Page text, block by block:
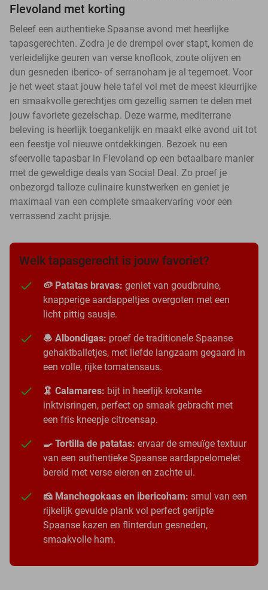
Flevoland met korting
Beleef een authentieke Spaanse avond met heerlijke
tapasgerechten. Zodra je de drempel over stapt, komen de
verleidelijke geuren van verse knoflook, zoute olijven en
dun gesneden iberico- of serranoham je al tegemoet. Voor
je het weet staat jouw hele tafel vol met de meest kleurrijke
en smaakvolle gerechtjes om gezellig samen te delen met
jouw favoriete gezelschap. Deze warme, mediterrane
beleving is heerlijk toegankelijk en maakt elke avond uit tot
een feestje vol nieuwe ontdekkingen. Bezoek nu een
sfeervolle tapasbar in Flevoland op een betaalbare manier
met de geweldige deals van Social Deal. Zo proef je
onbezorgd talloze culinaire kunstwerken en geniet je
maximaal van een complete smaakervaring voor een
verrassend zacht prijsje.
Welk tapasgerecht is jouw favoriet?
🥔 Patatas bravas: geniet van goudbruine,
knapperige aardappeltjes overgoten met een
licht pittig sausje.
🧆 Albondigas: proef de traditionele Spaanse
gehaktballetjes, met liefde langzaam gegaard in
een volle, rijke tomatensaus.
🦑 Calamares: bijt in heerlijk krokante
inktvisringen, perfect op smaak gebracht met
een fris kneepje citroensap.
🍳 Tortilla de patatas: ervaar de smeuïge textuur
van een authentieke Spaanse aardappelomelet
bereid met verse eieren en zachte ui.
🧀 Manchegokaas en ibericoham: smul van een
rijkelijk gevulde plank vol perfect gerijpte
Spaanse kazen en flinterdun gesneden,
smaakvolle ham.